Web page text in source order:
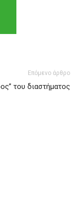
Επόμενο άρθρο
του διαστήματος